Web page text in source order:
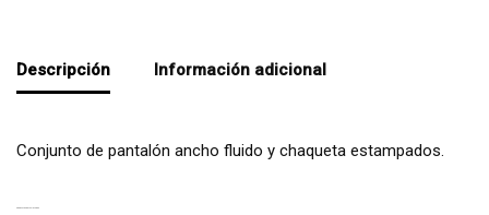
Descripción Información adicional
Conjunto de pantalón ancho fluido y chaqueta estampados.